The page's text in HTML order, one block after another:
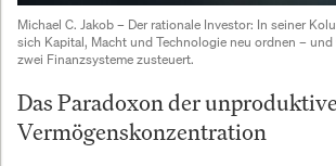
Michael C. Jakob – Der rationale Investor: In seiner
sich Kapital, Macht und Technologie neu ordnen – und
zwei Finanzsysteme zusteuert.
Das Paradoxon der
Vermögenskonzentration